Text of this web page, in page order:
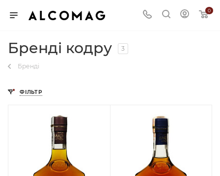
0
Бренді кодру 3
Бренді
ФІЛЬТР